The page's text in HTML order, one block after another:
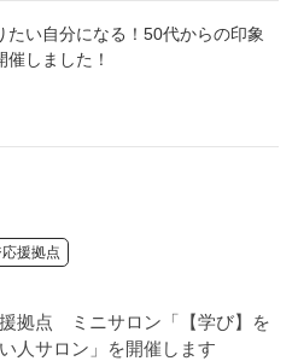
たい自分になる！50代からの印象
しました！
援拠点
拠点 ミニサロン「【学び】を
人サロン」を開催します